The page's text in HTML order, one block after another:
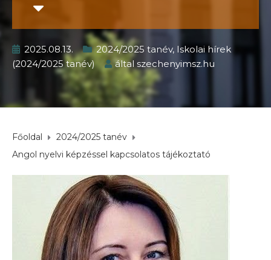
2025.08.13. 2024/2025 tanév, Iskolai hírek
(2024/2025 tanév)
által szechenyimsz.hu
Főoldal
2024/2025 tanév
Angol nyelvi képzéssel kapcsolatos tájékoztató